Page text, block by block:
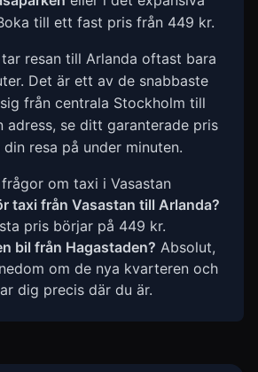
till ett fast pris från 449 kr.
tar resan till Arlanda oftast bara
Det är ett av de snabbaste
från centrala Stockholm till
adress, se ditt garanterade pris
resa på under minuten.
om taxi i Vasastan
taxi från Vasastan till Arlanda?
pris börjar på 449 kr.
bil från Hagastaden? Absolut,
om de nya kvarteren och
dig precis där du är.